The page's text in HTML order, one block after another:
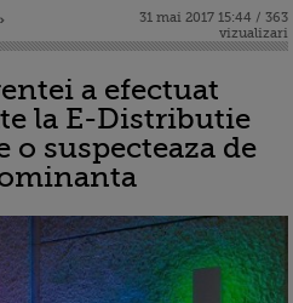
31 mai 2017 15:44 / 363
vizualizari
a efectuat
la E-Distributie
o suspecteaza de